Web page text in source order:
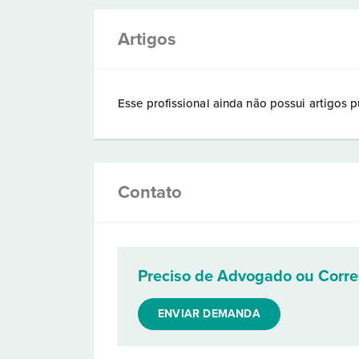
Artigos
Esse profissional ainda não possui artigos
Contato
Preciso de Advogado ou
ENVIAR DEMANDA